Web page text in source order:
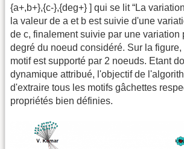
{a+,b+},{c-},{deg+} ] qui se lit “La
la valeur de a et b est suivie d'une
de c, finalement suivie par une variation
degré du noeud considéré. Sur la
motif est supporté par 2 noeuds. Etant
dynamique attribué, l'objectif de
d'extraire tous les motifs gâchettes
propriétés bien définies.